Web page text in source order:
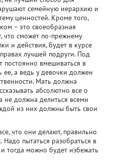
семейную иерархию и
ценностей. Кроме того,
– это своеобразная
что сможет по-прежнему
и действия, будет в курсе
лучшей подруги. Под
вмешиваться в
ее, а ведь у девочки должен
Мать должна
абсолютно все о
должна делиться всеми
из них должны быть свои
что они делают, правильно
Надо пытаться разобраться в
тогда можно будет избежать